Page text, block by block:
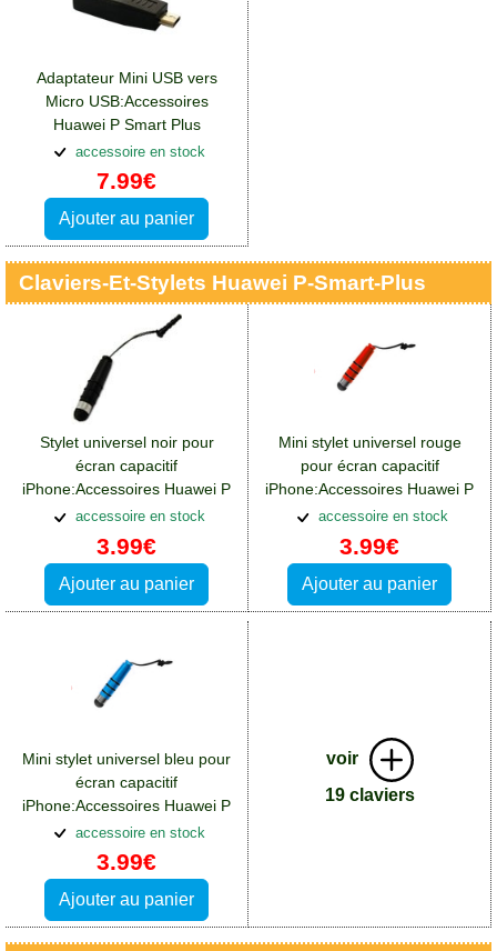
Adaptateur Mini USB vers
Micro USB:Accessoires
Huawei P Smart Plus
accessoire en stock
7.99€
Ajouter au panier
Claviers-Et-Stylets Huawei P-Smart-Plus
Stylet universel noir pour
écran capacitif
iPhone:Accessoires Huawei P
Smart Plus
accessoire en stock
3.99€
Ajouter au panier
Mini stylet universel rouge
pour écran capacitif
iPhone:Accessoires Huawei P
Smart Plus
accessoire en stock
3.99€
Ajouter au panier
Mini stylet universel bleu pour
écran capacitif
iPhone:Accessoires Huawei P
Smart Plus
accessoire en stock
3.99€
Ajouter au panier
voir
19 claviers